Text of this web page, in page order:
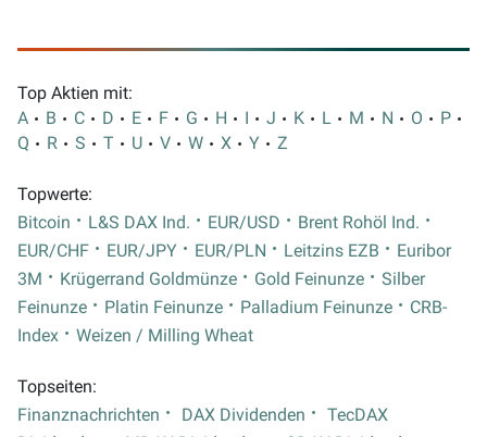
Top Aktien mit:
A
B C D E F G H I J K L M N O
P
Q
R S T U V W X Y Z
Topwerte:
Bitcoin
L&S DAX Ind. EUR/USD
Brent Rohöl Ind.
EUR/CHF
EUR/JPY EUR/PLN Leitzins EZB
Euribor
3M
Krügerrand Goldmünze Gold Feinunze
Silber
Feinunze
Platin Feinunze Palladium Feinunze
CRB-
Index
Weizen / Milling Wheat
Topseiten:
Finanznachrichten
DAX Dividenden
TecDAX